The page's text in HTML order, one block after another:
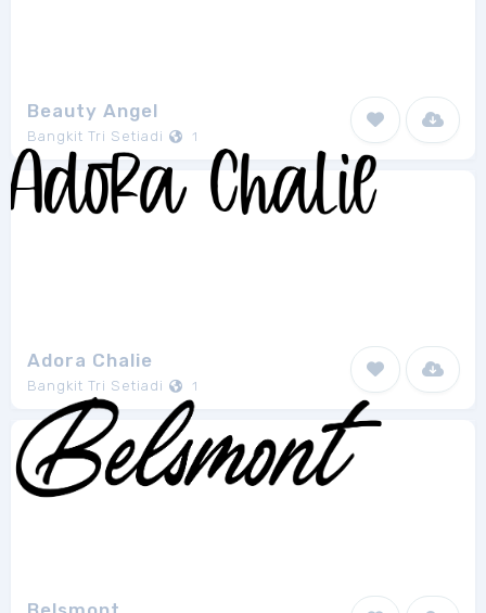
Beauty Angel
Bangkit Tri Setiadi 1
Adora Chalie
Bangkit Tri Setiadi 1